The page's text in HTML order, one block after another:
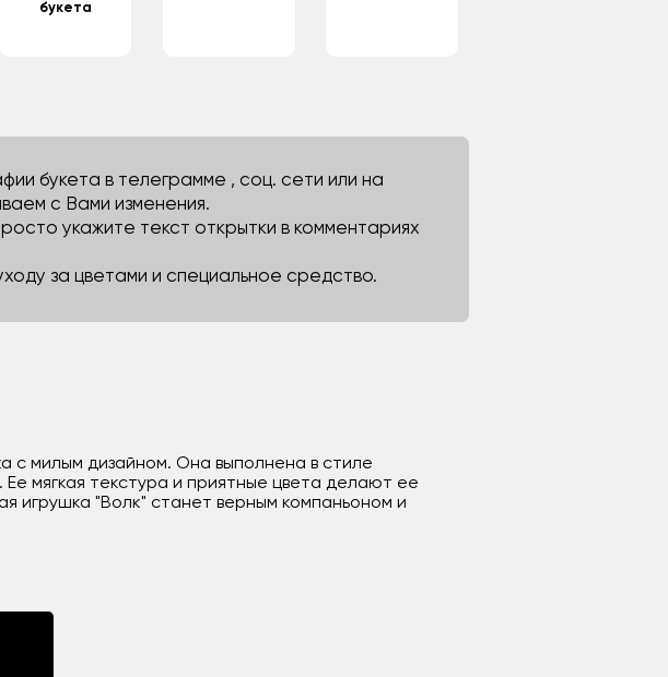
букета
букета в телеграмме , соц. сети или на
с Вами изменения.
укажите текст открытки в комментариях
за цветами и специальное средство.
с милым дизайном. Она выполнена в стиле
мягкая текстура и приятные цвета делают ее
игрушка "Волк" станет верным компаньоном и